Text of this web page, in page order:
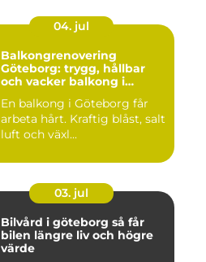
04. jul
Balkongrenovering
Göteborg: trygg, hållbar
och vacker balkong i
En balkong i Göteborg får
arbeta hårt. Kraftig blåst, salt
luft och växl...
03. jul
Bilvård i göteborg så får
bilen längre liv och högre
värde